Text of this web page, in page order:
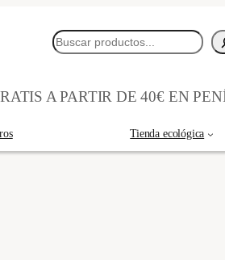
Buscar
A PARTIR DE 40€ EN
Tienda ecológica